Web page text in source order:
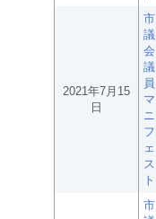
2021年7月15
日
市
議
会
議
員
マ
ニ
フ
ェ
ス
ト
市